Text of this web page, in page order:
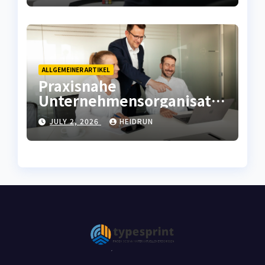
ALLGEMEINER ARTIKEL
Praxisnahe
Unternehmensorganisatio
n mit effizienter
Ablaufkompetenz
JULY 2, 2026 HEIDRUN